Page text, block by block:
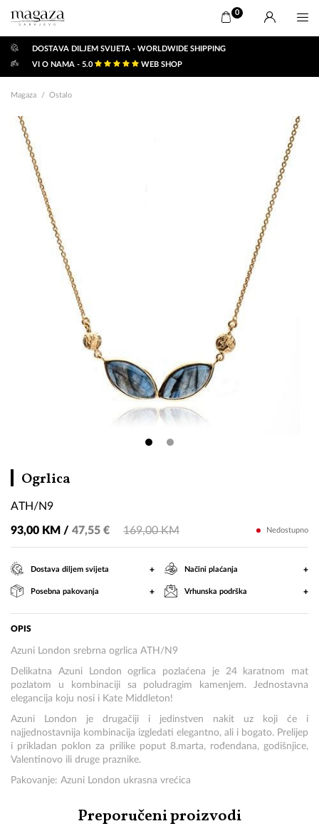
0
DOSTAVA DILJEM SVIJETA - WORLDWIDE SHIPPING
VI O NAMA - 5.0
WEB SHOP
Magaza Ostalo
OgrlicaATH/N9
ATH/N9
93,00 KM / 47,55 € 169,00 KM Nedostupno
Dostava diljem svijeta + Načini plaćanja +
Posebna pakovanja + Vrhunska podrška +
OPIS
Azuni London srebrna ogrlica ATH/N9
Delikatna Azuni London ogrlica pozlaćena je 24 karatnom mat
pozlatom u kombinaciji sa poludragim kamenjem. Jednostavna
elegancija koju nosi i Kate Middleton!
Azuni London je drugačiji i jedinstven nakit uz koji će i
najjednostavnija kombinacija izgledati elegantno, ali i bogato. Prelijep
i prikladan poklon za prilike poput 8.marta, rođendana, godišnjice,
Valentinovo ili druge praznike.
Pakovanje: Azuni London ukrasna vrećica
Preporučeni proizvodi